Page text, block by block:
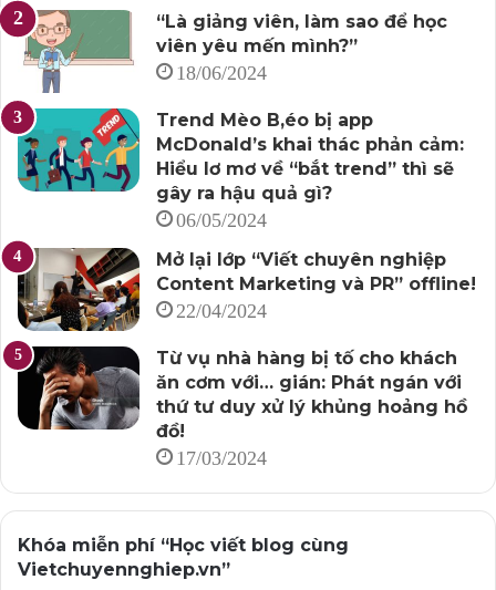
“Là giảng viên, làm sao để học
viên yêu mến mình?”
18/06/2024
Trend Mèo B,éo bị app
McDonald’s khai thác phản cảm:
Hiểu lơ mơ về “bắt trend” thì sẽ
gây ra hậu quả gì?
06/05/2024
Mở lại lớp “Viết chuyên nghiệp
Content Marketing và PR” offline!
22/04/2024
Từ vụ nhà hàng bị tố cho khách
ăn cơm với… gián: Phát ngán với
thứ tư duy xử lý khủng hoảng hồ
đồ!
17/03/2024
Khóa miễn phí “Học viết blog cùng
Vietchuyennghiep.vn”